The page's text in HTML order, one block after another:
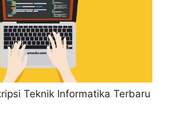
Teknik Informatika Terbaru